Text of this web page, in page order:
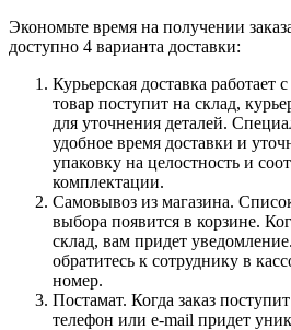
Экономьте время на получении
доступно 4 варианта доставки:
Курьерская доставка работает
товар поступит на склад,
для уточнения деталей.
удобное время доставки и
упаковку на целостность и
комплектации.
Самовывоз из магазина.
выбора появится в корзине.
склад, вам придет
обратитесь к сотруднику в
номер.
Постамат. Когда заказ
телефон или e-mail придет